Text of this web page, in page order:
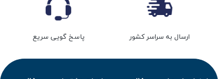
ارسال به سراسر کشور پاسخ گویی سریع